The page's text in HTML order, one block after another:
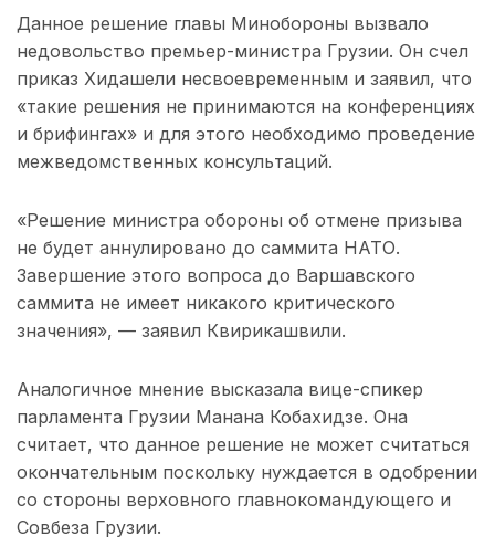
Данное решение главы Минобороны вызвало
недовольство премьер-министра Грузии. Он счел
приказ Хидашели несвоевременным и заявил, что
«такие решения не принимаются на конференциях
и брифингах» и для этого необходимо проведение
межведомственных консультаций.
«Решение министра обороны об отмене призыва
не будет аннулировано до саммита НАТО.
Завершение этого вопроса до Варшавского
саммита не имеет никакого критического
значения», — заявил Квирикашвили.
Аналогичное мнение высказала вице-спикер
парламента Грузии Манана Кобахидзе. Она
считает, что данное решение не может считаться
окончательным поскольку нуждается в одобрении
со стороны верховного главнокомандующего и
Совбеза Грузии.